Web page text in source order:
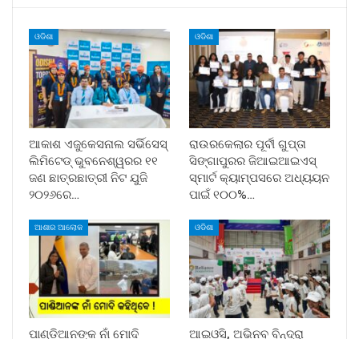
ଓଡିଶା
ଆକାଶ ଏଜୁକେସନାଲ ସର୍ଭିସେସ୍
ଲିମିଟେଡ୍ ଭୁବନେଶ୍ୱରର ୧୧
ଜଣ ଛାତ୍ରଛାତ୍ରୀ ନିଟ ଯୁଜି
୨୦୨୬ରେ…
ଓଡିଶା
ରାଉରକେଲାର ପୂର୍ବୀ ଗୁପ୍ତା
ସିଙ୍ଗାପୁରର ଜିଆଇଆଇଏସ୍
ସ୍ମାର୍ଟ କ୍ୟାମ୍ପସରେ ଅଧ୍ୟୟନ
ପାଇଁ ୧୦୦%…
ଆଶାର ଆଲୋକ
ପାଣ୍ଡିଆନଙ୍କ ନାଁ ମୋଦି
ଓଡିଶା
ଆଇଓସି, ଅଭିନବ ବିନ୍ଦ୍ରା